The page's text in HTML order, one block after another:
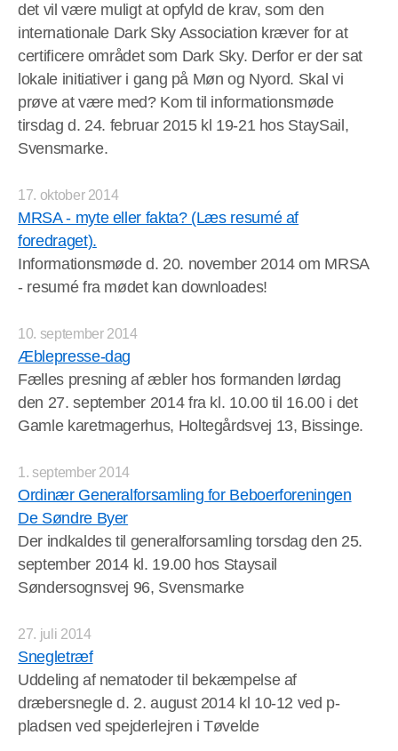
det vil være muligt at opfyld de krav, som den
internationale Dark Sky Association kræver for at
certificere området som Dark Sky. Derfor er der sat
lokale initiativer i gang på Møn og Nyord. Skal vi
prøve at være med? Kom til informationsmøde
tirsdag d. 24. februar 2015 kl 19-21 hos StaySail,
Svensmarke.
17. oktober 2014
MRSA - myte eller fakta? (Læs resumé af
foredraget).
Informationsmøde d. 20. november 2014 om MRSA
- resumé fra mødet kan downloades!
10. september 2014
Æblepresse-dag
Fælles presning af æbler hos formanden lørdag
den 27. september 2014 fra kl. 10.00 til 16.00 i det
Gamle karetmagerhus, Holtegårdsvej 13, Bissinge.
1. september 2014
Ordinær Generalforsamling for Beboerforeningen
De Søndre Byer
Der indkaldes til generalforsamling torsdag den 25.
september 2014 kl. 19.00 hos Staysail
Søndersognsvej 96, Svensmarke
27. juli 2014
Snegletræf
Uddeling af nematoder til bekæmpelse af
dræbersnegle d. 2. august 2014 kl 10-12 ved p-
pladsen ved spejderlejren i Tøvelde